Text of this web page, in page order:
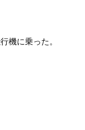
機に乗った。